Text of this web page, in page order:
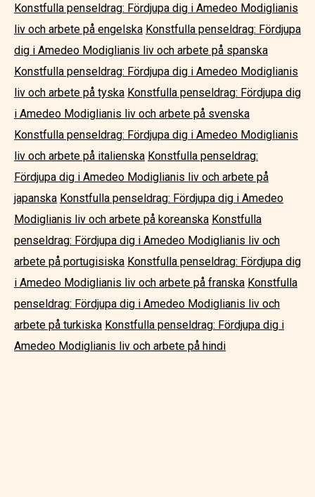
Konstfulla penseldrag: Fördjupa dig i Amedeo Modiglianis
liv och arbete på engelska Konstfulla penseldrag: Fördjupa
dig i Amedeo Modiglianis liv och arbete på spanska
Konstfulla penseldrag: Fördjupa dig i Amedeo Modiglianis
liv och arbete på tyska Konstfulla penseldrag: Fördjupa dig
i Amedeo Modiglianis liv och arbete på svenska
Konstfulla penseldrag: Fördjupa dig i Amedeo Modiglianis
liv och arbete på italienska Konstfulla penseldrag:
Fördjupa dig i Amedeo Modiglianis liv och arbete på
japanska Konstfulla penseldrag: Fördjupa dig i Amedeo
Modiglianis liv och arbete på koreanska Konstfulla
penseldrag: Fördjupa dig i Amedeo Modiglianis liv och
arbete på portugisiska Konstfulla penseldrag: Fördjupa dig
i Amedeo Modiglianis liv och arbete på franska Konstfulla
penseldrag: Fördjupa dig i Amedeo Modiglianis liv och
arbete på turkiska Konstfulla penseldrag: Fördjupa dig i
Amedeo Modiglianis liv och arbete på hindi